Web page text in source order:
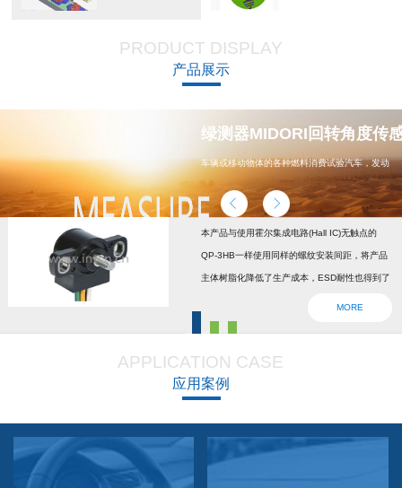
PRODUCT DISPLAY
产品展示
绿测器MIDORI回转角度传
车辆或移动物体的各种燃料消费试验汽车，发动
机，汽车配件，能源
本产品与使用霍尔集成电路(Hall IC)无触点的
QP-3HB一样使用同样的螺纹安装间距，将产品
主体树脂化降低了生产成本，ESD耐性也得到了
设回位弹簧，防震动防撞击功能强大，防尘防
QP-3HB标准相同。本产品在游船、铲运车的遥
控手柄、卡车离合器和换挡等方面要求较高的领
MORE
APPLICATION CASE
应用案例